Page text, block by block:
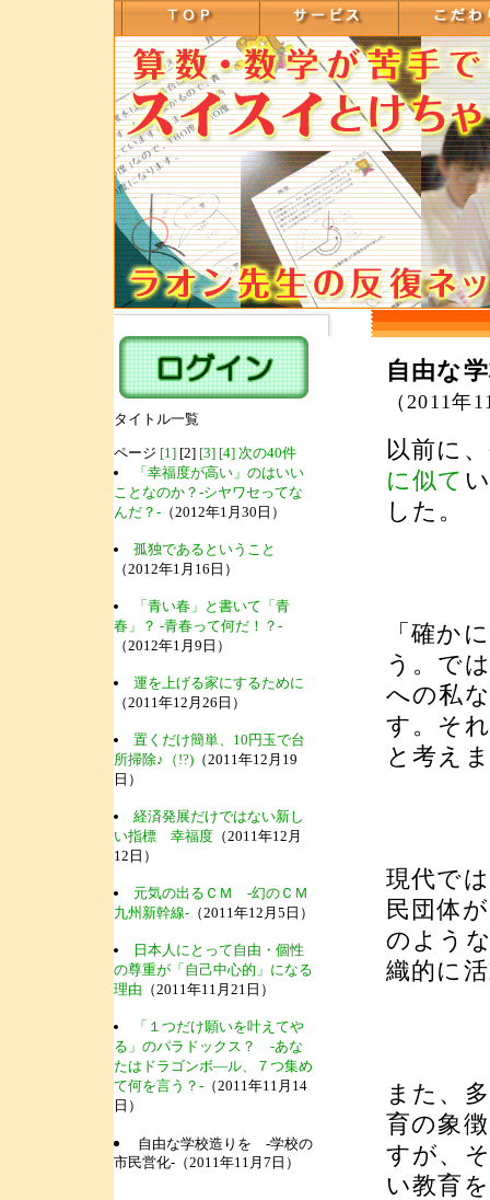
タイトル一覧
ページ [1][2] [3] [4] 次の40件
「幸福度が高い」のはいい
ことなのか？-シヤワセってな
んだ？-（2012年1月30日）
孤独であるということ
（2012年1月16日）
「青い春」と書いて「青
春」？ -青春って何だ！？-
（2012年1月9日）
運を上げる家にするために
（2011年12月26日）
置くだけ簡単、10円玉で台
所掃除♪（!?)（2011年12月19
日）
経済発展だけではない新し
い指標 幸福度（2011年12月
12日）
元気の出るＣＭ -幻のＣＭ
九州新幹線-（2011年12月5日）
日本人にとって自由・個性
の尊重が「自己中心的」になる
理由 （2011年11月21日）
「１つだけ願いを叶えてや
る」のパラドックス？ -あな
たはドラゴンボ―ル、７つ集め
て何を言う？-（2011年11月14
日）
自由な学校造りを -学校の
市民営化-（2011年11月7日）
自由な
（2011年
以前に
に似て
した。
「確か
う。で
への私
す。そ
と考え
現代で
民団体
のよう
織的に
また、
育の象
すが、
い教育